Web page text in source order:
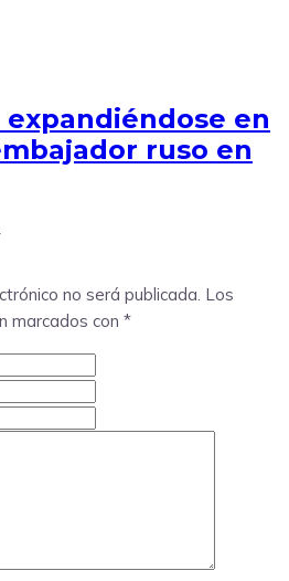
expandiéndose en
ruso en
no será publicada. Los
marcados con *